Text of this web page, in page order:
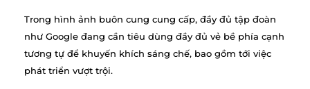
Trong hình ảnh buôn cung cung cấp, đầy đủ tập đoàn
như Google đang cần tiêu dùng đầy đủ vẻ bề phía cạnh
tương tự để khuyến khích sáng chế, bao gồm tới việc
phát triển vượt trội.